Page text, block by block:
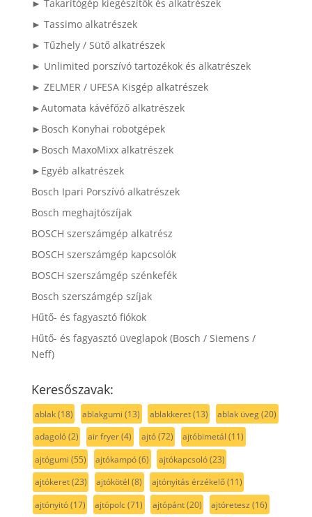
► Takarítógép kiegészítők és alkatrészek
► Tassimo alkatrészek
► Tűzhely / Sütő alkatrészek
► Unlimited porszívó tartozékok és alkatrészek
► ZELMER / UFESA Kisgép alkatrészek
►Automata kávéfőző alkatrészek
►Bosch Konyhai robotgépek
►Bosch MaxoMixx alkatrészek
►Egyéb alkatrészek
Bosch Ipari Porszívó alkatrészek
Bosch meghajtószíjak
BOSCH szerszámgép alkatrész
BOSCH szerszámgép kapcsolók
BOSCH szerszámgép szénkefék
Bosch szerszámgép szíjak
Hűtő- és fagyasztó fiókok
Hűtő- és fagyasztó üveglapok (Bosch / Siemens /
Neff)
Keresőszavak:
ablak(18) ablakgumi (13) ablakkeret(13) ablak üveg(20)
adagoló(2) air fryer(4) ajtó(72) ajtóbimetál (11)
ajtógumi (55) ajtókampó(6) ajtókapcsoló(23)
ajtókeret(23) ajtókötél (8) ajtónyitás érzékelő(11)
ajtónyitó(17) ajtópolc(71) ajtópánt(20) ajtóretesz (16)